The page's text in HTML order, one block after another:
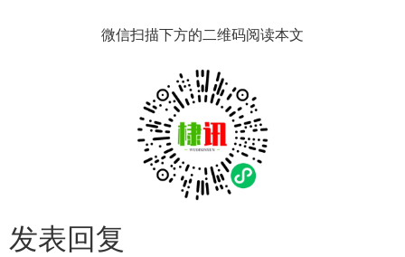
微信扫描下方的二维码阅读本文
发表回复